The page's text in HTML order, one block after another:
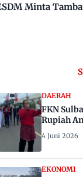
Minta
DAERAH
FKN
Rupiah
4 Juni 2026
EKONOMI